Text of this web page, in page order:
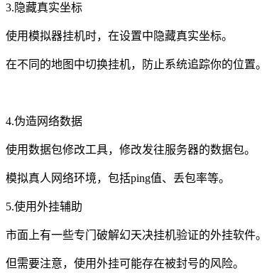
3.隐藏真实坐标
使用模拟器挂机时，在设置中隐藏真实坐标。
在不同的地图中切换挂机，防止系统追踪你的位置。
4.伪造网络数据
使用数据包修改工具，修改发往服务器的数据包。
模拟真人网络环境，包括ping值、丢包率等。
5.使用外挂辅助
市面上有一些专门破解幻天决挂机验证的外挂软件。
但需要注意，使用外挂可能存在被封号的风险。